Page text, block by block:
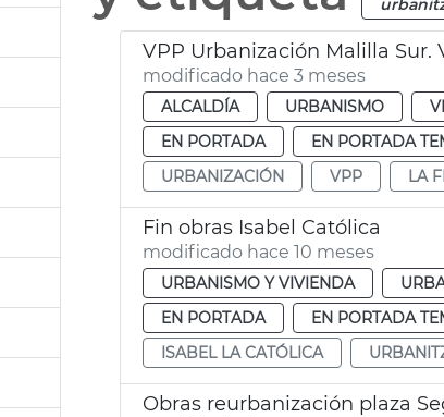
VPP Urbanización Malilla Sur.
modificado hace 3 meses
ALCALDÍA URBANISMO
EN PORTADA
EN PORTADA
URBANIZACIÓN
VPP LA
Fin obras Isabel Católica
modificado hace 10 meses
URBANISMO Y VIVIENDA
EN PORTADA
EN PORTADA
ISABEL LA CATÓLICA
Obras reurbanización plaza